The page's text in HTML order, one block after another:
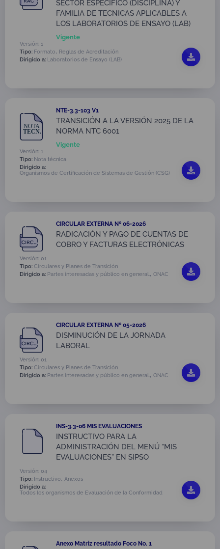
SECTOR ESPECÍFICO (DISCIPLINA) Y
FAMILIA DE TECNICAS APLICABLES A
LOS LABORATORIOS DE ENSAYO (LAB)
Vigente
Versión: 1
Tipo: Formato, Reglas de Acreditación
Dirigido a: Laboratorios de Ensayo (LAB)
NTE-3.3-103 V1
TRANSICIÓN A LA VERSIÓN 2025 DE LA
NORMA NTC 6001
Vigente
Versión: 1
Tipo: Nota técnica
Dirigido a:
Organismos de Certificación de Sistemas de Gestión (CSG)
CIRCULAR EXTERNA Nº 06-2026
RADICACIÓN Y PAGO DE CUENTAS DE
COBRO Y FACTURAS ELECTRÓNICAS
Versión: 01
Tipo: Circulares y Planes de Transición
Dirigido a: Partes interesadas y público en general., ONAC
CIRCULAR EXTERNA Nº 05-2026
DISMINUCIÓN DE LA JORNADA
LABORAL
Versión: 01
Tipo: Circulares y Planes de Transición
Dirigido a: Partes interesadas y público en general., ONAC
INS-3.3-06 MIS EVALUACIONES
INSTRUCTIVO PARA LA
ADMINISTRACIÓN DEL MENÚ “MIS
EVALUACIONES” EN SIPSO
Versión: 04
Tipo: Instructivo, Anexos
Dirigido a:
Todos los organismos de Evaluación de la Conformidad
Anexo Matriz resultado Foco No. 1